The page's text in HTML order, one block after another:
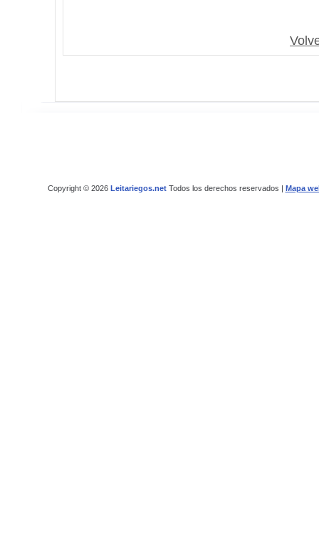
Copyright © 2026 Leitariegos.netTodos los derechos reservados | Mapa